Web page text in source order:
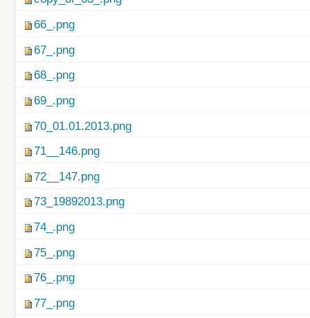
66_.png
67_.png
68_.png
69_.png
70_01.01.2013.png
71__146.png
72__147.png
73_19892013.png
74_.png
75_.png
76_.png
77_.png